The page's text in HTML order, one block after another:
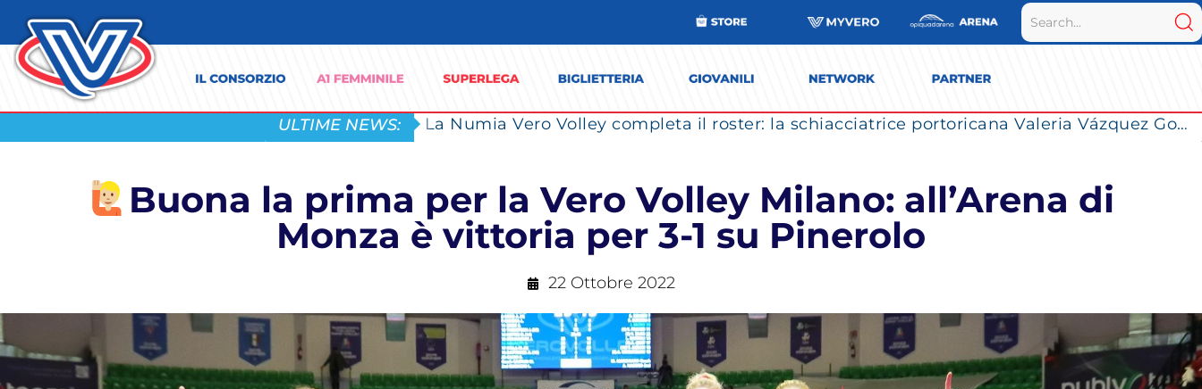
ULTIME NEWS: La Numia Vero Volley completa il roster: la schiacciatrice portoricana Valeria Vázquez Gomez è l’ultimo innesto di Milano per la stagione 2026/2027
Buona la prima per la Vero Volley Milano: all’Arena di
Monza è vittoria per 3-1 su Pinerolo
22 Ottobre 2022